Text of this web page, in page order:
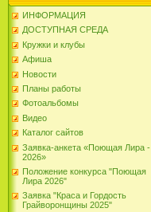
ИНФОРМАЦИЯ
ДОСТУПНАЯ СРЕДА
Кружки и клубы
Афиша
Новости
Планы работы
Фотоальбомы
Видео
Каталог сайтов
Заявка-анкета «Поющая Лира -
2026»
Положение конкурса "Поющая
Лира 2026"
Заявка "Краса и Гордость
Грайворонщины 2025"